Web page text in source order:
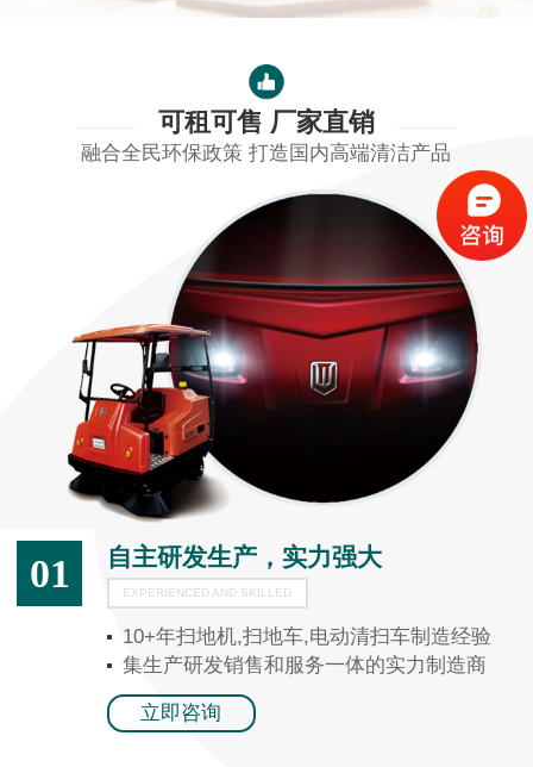
可租可售 厂家直销
融合全民环保政策 打造国内高端清洁产品
01 自主研发生产，实力强大
EXPERIENCED AND SKILLED
10+年扫地机,扫地车,电动清扫车制造经验
集生产研发销售和服务一体的实力制造商
立即咨询